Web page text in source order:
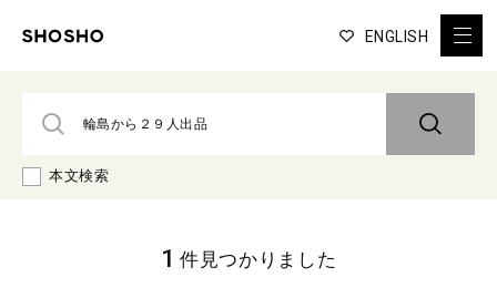
ENGLISH
本文検索
1 件見つかりました